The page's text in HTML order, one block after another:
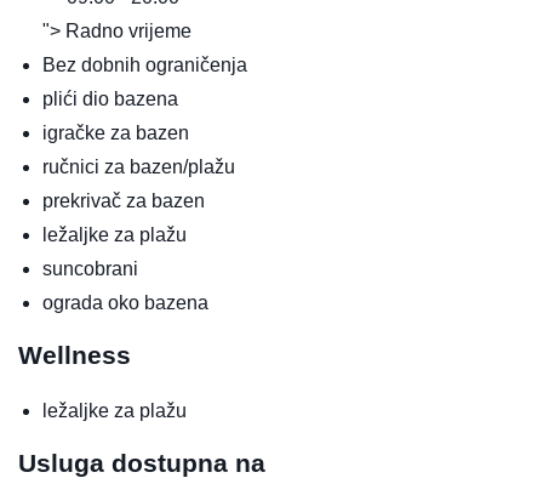
"> Radno vrijeme
Bez dobnih ograničenja
plići dio bazena
igračke za bazen
ručnici za bazen/plažu
prekrivač za bazen
ležaljke za plažu
suncobrani
ograda oko bazena
Wellness
ležaljke za plažu
Usluga dostupna na